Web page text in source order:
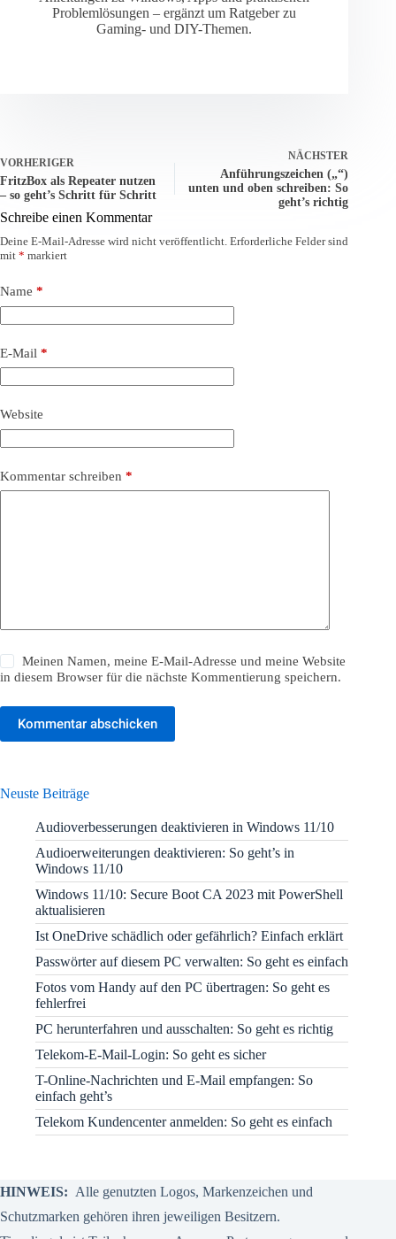
Problemlösungen – ergänzt um Ratgeber zu
Gaming- und DIY-Themen.
VORHERIGER
FritzBox als Repeater nutzen
– so geht’s Schritt für Schritt
NÄCHSTER
Anführungszeichen („“)
unten und oben schreiben: So
geht’s richtig
Schreibe einen Kommentar
Deine E-Mail-Adresse wird nicht veröffentlicht. Erforderliche Felder sind
mit * markiert
Name *
E-Mail *
Website
Kommentar schreiben *
Meinen Namen, meine E-Mail-Adresse und meine Website
in diesem Browser für die nächste Kommentierung speichern.
Kommentar abschicken
Neuste Beiträge
Audioverbesserungen deaktivieren in Windows 11/10
Audioerweiterungen deaktivieren: So geht’s in
Windows 11/10
Windows 11/10: Secure Boot CA 2023 mit PowerShell
aktualisieren
Ist OneDrive schädlich oder gefährlich? Einfach erklärt
Passwörter auf diesem PC verwalten: So geht es einfach
Fotos vom Handy auf den PC übertragen: So geht es
fehlerfrei
PC herunterfahren und ausschalten: So geht es richtig
Telekom-E-Mail-Login: So geht es sicher
T-Online-Nachrichten und E-Mail empfangen: So
einfach geht’s
Telekom Kundencenter anmelden: So geht es einfach
HINWEIS: Alle genutzten Logos, Markenzeichen und
Schutzmarken gehören ihren jeweiligen Besitzern.